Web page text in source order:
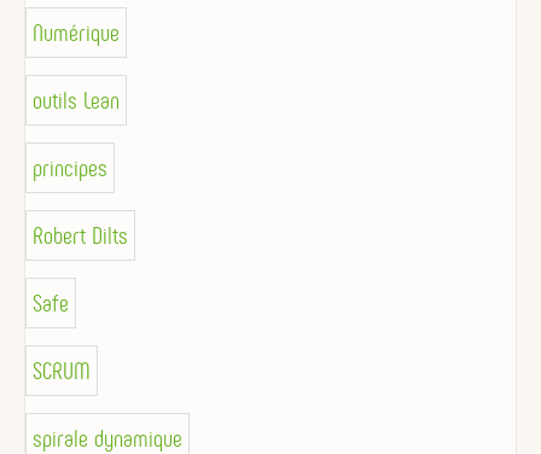
Numérique
outils Lean
principes
Robert Dilts
Safe
SCRUM
spirale dynamique